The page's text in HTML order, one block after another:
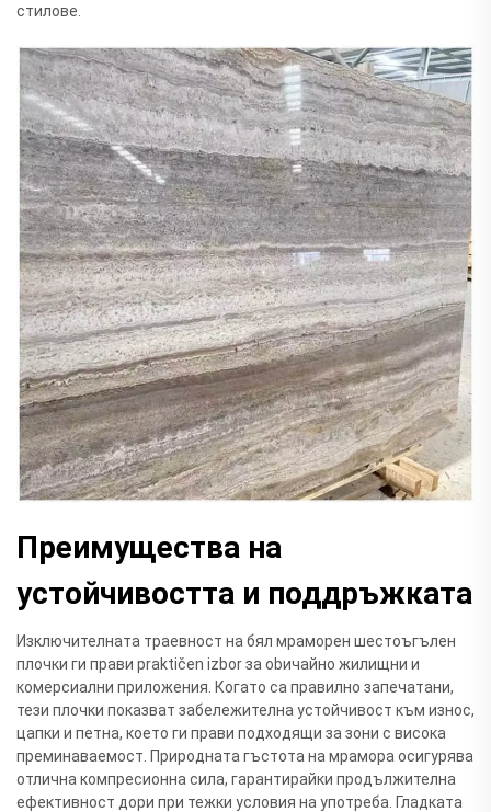
стилове.
Преимущества на
устойчивостта и поддръжката
Изключителната траевност на бял мраморен шестоъгълен
плочки ги прави praktičen izbor за obичайно жилищни и
комерсиални приложения. Когато са правилно запечатани,
тези плочки показват забележителна устойчивост към износ,
цапки и петна, което ги прави подходящи за зони с висока
преминаваемост. Природната гъстота на мрамора осигурява
отлична компресионна сила, гарантирайки продължителна
ефективност дори при тежки условия на употреба. Гладката